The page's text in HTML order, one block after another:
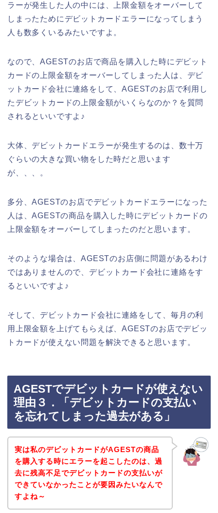
ラーが発生した人の中には、上限金額をオーバーして
しまったためにデビットカードエラーになってしまう
人も数多くいるみたいですよ。
なので、AGESTのお店で商品を購入した時にデビット
カードの上限金額をオーバーしてしまった人は、デビ
ットカード会社に連絡をして、AGESTのお店で利用し
たデビットカードの上限金額がいくらなのか？を質問
されるといいですよ♪
大体、デビットカードエラーが発生するのは、数十万
ぐらいの大きな買い物をした時だと思います
が、、、。
多分、AGESTのお店でデビットカードエラーになった
人は、AGESTの商品を購入した時にデビットカードの
上限金額をオーバーしてしまったのだと思います。
そのような場合は、AGESTのお店側に問題があるわけ
ではありませんので、デビットカード会社に連絡をす
るといいですよ♪
そして、デビットカード会社に連絡をして、毎月の利
用上限金額を上げてもらえば、AGESTのお店でデビッ
トカードが使えない問題を解決できると思います。
AGESTでデビットカードが使えない
理由３．「デビットカードの支払い
を忘れてしまった過去がある」
実は私のデビットカードがAGESTの商品
を購入する時にエラーを起こしたのは、過
去に残高不足でデビットカードの支払いが
できていなかったことが要因みたいなんで
すよね～